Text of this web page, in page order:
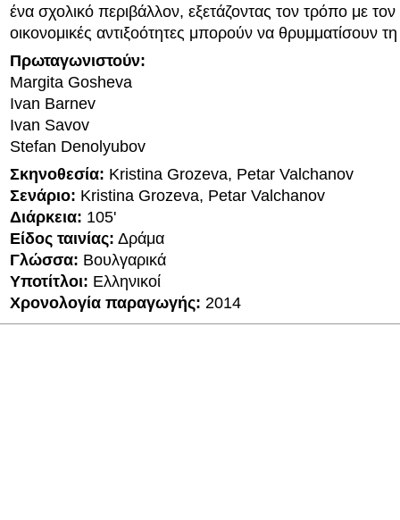
ένα σχολικό περιβάλλον, εξετάζοντας τον τρόπο με τον
οικονομικές αντιξοότητες μπορούν να θρυμματίσουν
Πρωταγωνιστούν:
Margita Gosheva
Ivan Barnev
Ivan Savov
Stefan Denolyubov
Σκηνοθεσία: Kristina Grozeva, Petar Valchanov
Σενάριο: Kristina Grozeva, Petar Valchanov
Διάρκεια: 105'
Είδος ταινίας: Δράμα
Γλώσσα: Βουλγαρικά
Υποτίτλοι: Ελληνικοί
Χρονολογία παραγωγής: 2014